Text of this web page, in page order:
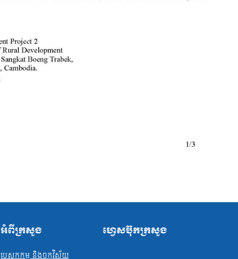
អំពីក្រសួង
បេសកកម្ម និងចក្ខុវិស័យ
ហ្វេសប៊ុកក្រសួង